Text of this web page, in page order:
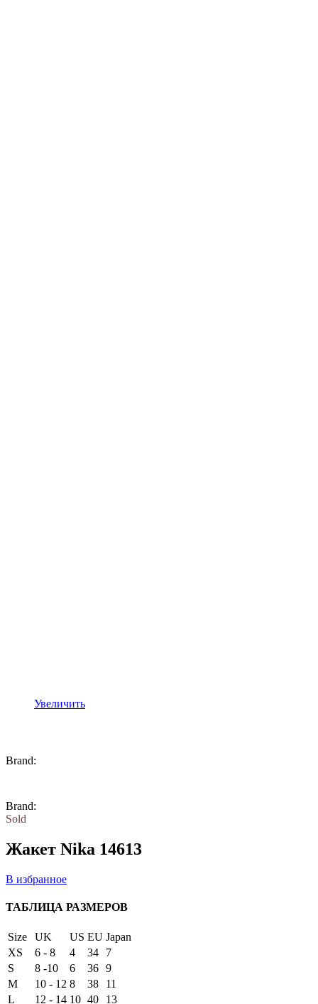
Увеличить
Brand:
Brand:
Sold
Жакет Nika 14613
В избранное
ТАБЛИЦА РАЗМЕРОВ
Size UK US EU Japan
XS
6 - 8 4 34
7
S
8 -10 6 36 9
M
10 - 12 8 38
11
L
12 - 14 10 40
13